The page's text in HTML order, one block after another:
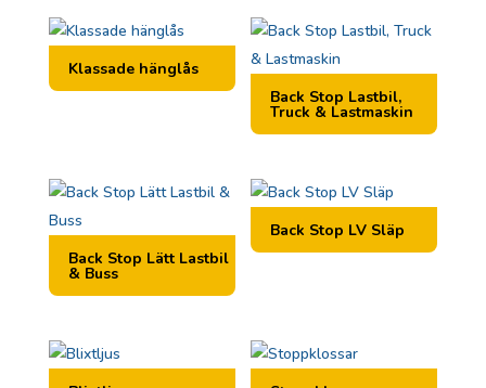
Klassade hänglås
Back Stop Lastbil,
Truck & Lastmaskin
Back Stop Lätt Lastbil
& Buss
Back Stop LV Släp